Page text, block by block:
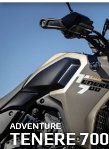
ADVENTURE
TENERE